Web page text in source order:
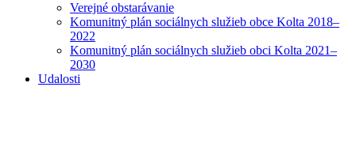
Verejné obstarávanie
Komunitný plán sociálnych služieb obce Kolta 2018–
2022
Komunitný plán sociálnych služieb obci Kolta 2021–
2030
Udalosti